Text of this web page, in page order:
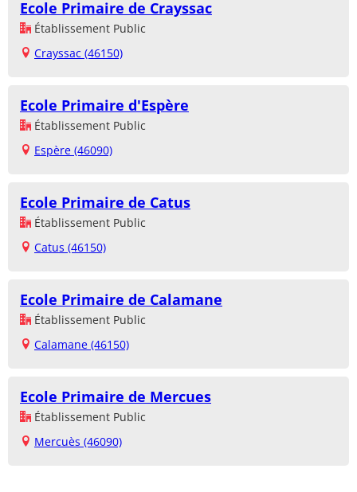
Ecole Primaire de Crayssac
Établissement Public
Crayssac (46150)
Ecole Primaire d'Espère
Établissement Public
Espère (46090)
Ecole Primaire de Catus
Établissement Public
Catus (46150)
Ecole Primaire de Calamane
Établissement Public
Calamane (46150)
Ecole Primaire de Mercues
Établissement Public
Mercuès (46090)